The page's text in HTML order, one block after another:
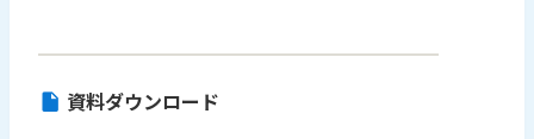
資料ダウンロード